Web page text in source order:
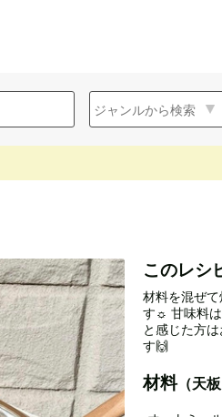
このレシ
材料を混ぜ
す☼ 甘味料は
と感じた方
す🙌
材料（天板